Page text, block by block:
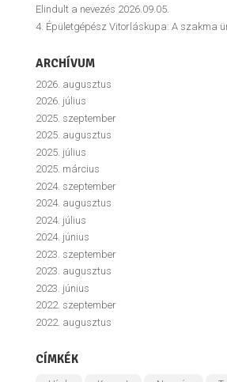
Elindult a nevezés 2026.09.05.
4. Épületgépész Vitorláskupa: A szakma
ARCHÍVUM
2026. augusztus
2026. július
2025. szeptember
2025. augusztus
2025. július
2025. március
2024. szeptember
2024. augusztus
2024. július
2024. június
2023. szeptember
2023. augusztus
2023. június
2022. szeptember
2022. augusztus
CÍMKÉK